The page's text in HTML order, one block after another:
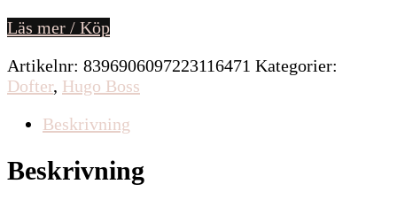
priset
1643kr.1479kr.
Läs mer / Köp
Artikelnr: 8396906097223116471 Kategorier:
Dofter, Hugo Boss
Beskrivning
Beskrivning